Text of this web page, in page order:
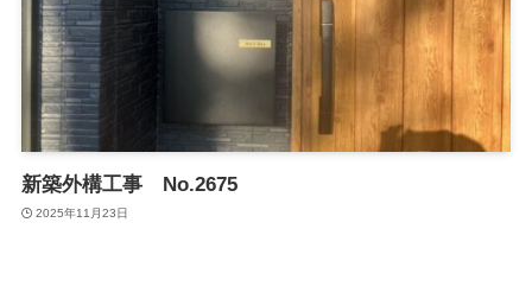
新築外構工事 No.2675
2025年11月23日